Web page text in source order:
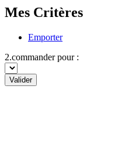
Mes Critères
Emporter
2.commander pour :
Valider